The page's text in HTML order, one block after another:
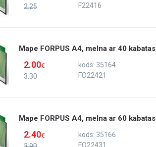
2.25
F22416
Mape FORPUS A4, melna ar 40 kabatas
3.30
2.00€
kods: 35164
FO22421
Mape FORPUS A4, melna ar 60 kabatas
2.40€
kods: 35166
FO22431